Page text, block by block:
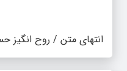
انتهای متن / روح انگیز